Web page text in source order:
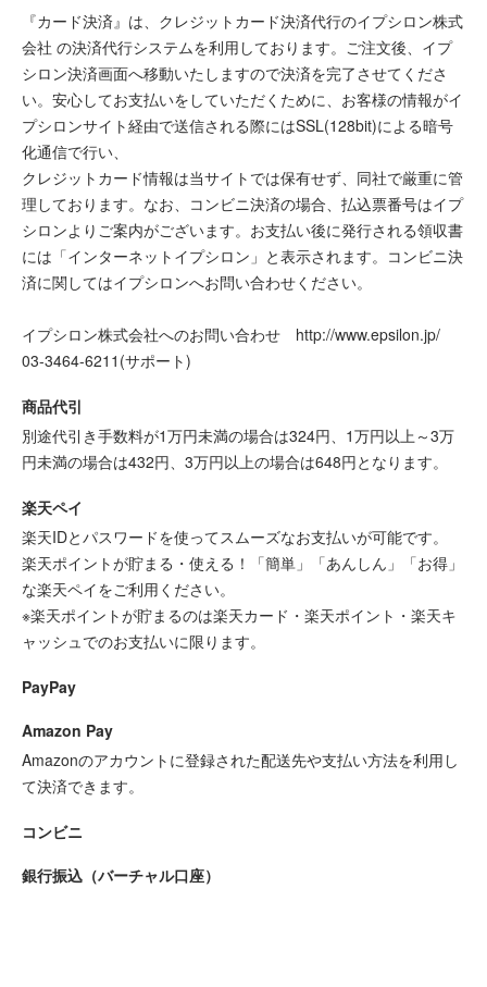
『カード決済』は、クレジットカード決済代行のイプシロン株式
会社 の決済代行システムを利用しております。ご注文後、イプ
シロン決済画面へ移動いたしますので決済を完了させてくださ
い。安心してお支払いをしていただくために、お客様の情報がイ
プシロンサイト経由で送信される際にはSSL(128bit)による暗号
化通信で行い、
クレジットカード情報は当サイトでは保有せず、同社で厳重に管
理しております。なお、コンビニ決済の場合、払込票番号はイプ
シロンよりご案内がございます。お支払い後に発行される領収書
には「インターネットイプシロン」と表示されます。コンビニ決
済に関してはイプシロンへお問い合わせください。
イプシロン株式会社へのお問い合わせ http://www.epsilon.jp/
03-3464-6211(サポート)
商品代引
別途代引き手数料が1万円未満の場合は324円、1万円以上～3万
円未満の場合は432円、3万円以上の場合は648円となります。
楽天ペイ
楽天IDとパスワードを使ってスムーズなお支払いが可能です。
楽天ポイントが貯まる・使える！「簡単」「あんしん」「お得」
な楽天ペイをご利用ください。
※楽天ポイントが貯まるのは楽天カード・楽天ポイント・楽天キ
ャッシュでのお支払いに限ります。
PayPay
Amazon Pay
Amazonのアカウントに登録された配送先や支払い方法を利用し
て決済できます。
コンビニ
銀行振込（バーチャル口座）